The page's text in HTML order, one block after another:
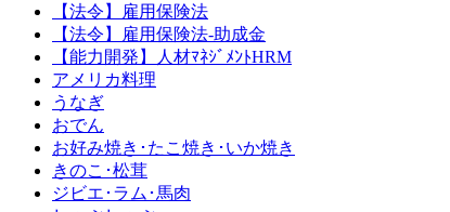
【法令】雇用保険法
【法令】雇用保険法-助成金
【能力開発】人材ﾏﾈｼﾞﾒﾝﾄHRM
アメリカ料理
うなぎ
おでん
お好み焼き･たこ焼き･いか焼き
きのこ･松茸
ジビエ･ラム･馬肉